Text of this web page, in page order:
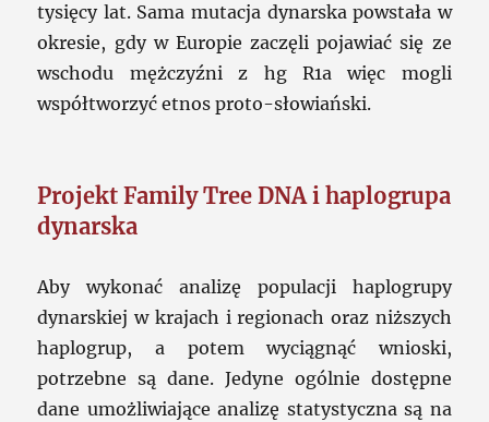
tysięcy lat. Sama mutacja dynarska powstała w
okresie, gdy w Europie zaczęli pojawiać się ze
wschodu mężczyźni z hg R1a więc mogli
współtworzyć etnos proto-słowiański.
Projekt Family Tree DNA i haplogrupa
dynarska
Aby wykonać analizę populacji haplogrupy
dynarskiej w krajach i regionach oraz niższych
haplogrup, a potem wyciągnąć wnioski,
potrzebne są dane. Jedyne ogólnie dostępne
dane umożliwiające analizę statystyczna są na